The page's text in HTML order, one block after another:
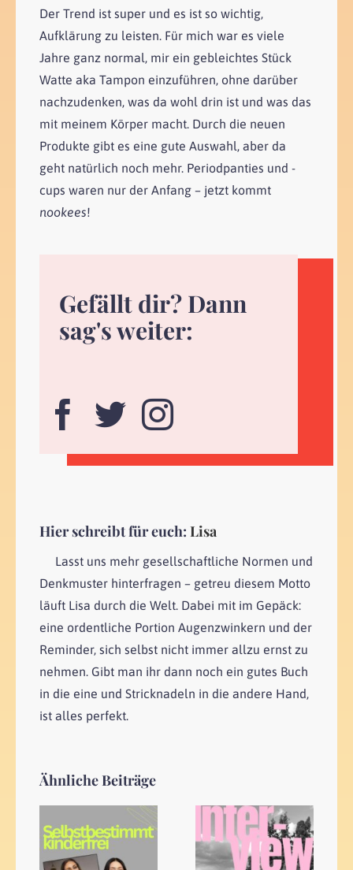
Der Trend ist super und es ist so wichtig,
Aufklärung zu leisten. Für mich war es viele
Jahre ganz normal, mir ein gebleichtes Stück
Watte aka Tampon einzuführen, ohne darüber
nachzudenken, was da wohl drin ist und was das
mit meinem Körper macht. Durch die neuen
Produkte gibt es eine gute Auswahl, aber da
geht natürlich noch mehr. Periodpanties und -
cups waren nur der Anfang – jetzt kommt
nookees!
Gefällt dir? Dann
sag's weiter:
Hier schreibt für euch: Lisa
Lasst uns mehr gesellschaftliche Normen und
Denkmuster hinterfragen – getreu diesem Motto
läuft Lisa durch die Welt. Dabei mit im Gepäck:
eine ordentliche Portion Augenzwinkern und der
Reminder, sich selbst nicht immer allzu ernst zu
nehmen. Gibt man ihr dann noch ein gutes Buch
in die eine und Stricknadeln in die andere Hand,
ist alles perfekt.
Ähnliche Beiträge